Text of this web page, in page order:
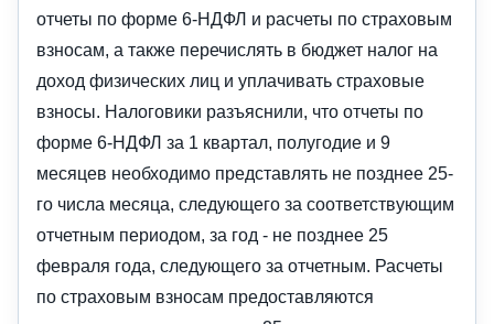
отчеты по форме 6-НДФЛ и расчеты по страховым
взносам, а также перечислять в бюджет налог на
доход физических лиц и уплачивать страховые
взносы. Налоговики разъяснили, что отчеты по
форме 6-НДФЛ за 1 квартал, полугодие и 9
месяцев необходимо представлять не позднее 25-
го числа месяца, следующего за соответствующим
отчетным периодом, за год - не позднее 25
февраля года, следующего за отчетным. Расчеты
по страховым взносам предоставляются